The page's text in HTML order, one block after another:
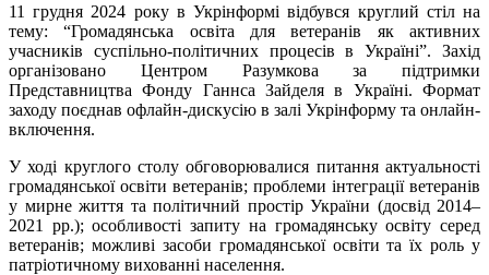
11 грудня 2024 року в Укрінформі відбувся круглий стіл на
тему: “Громадянська освіта для ветеранів як активних
учасників суспільно-політичних процесів в Україні”. Захід
організовано Центром Разумкова за підтримки
Представництва Фонду Ганнса Зайделя в Україні. Формат
заходу поєднав офлайн-дискусію в залі Укрінформу та онлайн-
включення.
У ході круглого столу обговорювалися питання актуальності
громадянської освіти ветеранів; проблеми інтеграції ветеранів
у мирне життя та політичний простір України (досвід 2014–
2021 рр.); особливості запиту на громадянську освіту серед
ветеранів; можливі засоби громадянської освіти та їх роль у
патріотичному вихованні населення.